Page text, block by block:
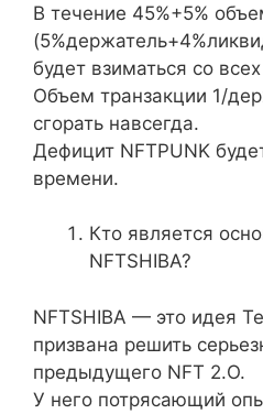
В течение 45%+5%
будет взиматься со
Объем транзакции 1/
сгорать навсегда.
Дефицит NFTPUNK
времени.
Кто является
NFTSHIBA?
NFTSHIBA — это идея
призвана решить
предыдущего NFT 2.O.
У него потрясающий